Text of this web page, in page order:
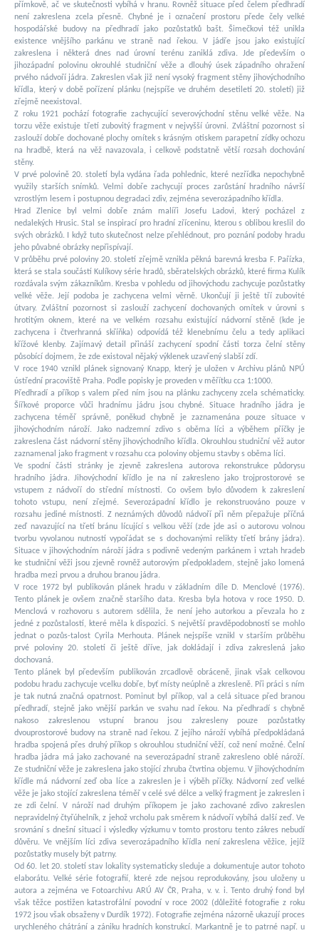
přímkově, ač ve skutečnosti vybíhá v hranu. Rovněž situace před čelem předhradí
není zakreslena zcela přesně. Chybné je i označení prostoru přede čely velké
hospodářské budovy na předhradí jako pozůstatků bašt. Šimečkovi též unikla
existence vnějšího parkánu ve straně nad řekou. V jádře jsou jako existující
zakreslena i některá dnes nad úrovní terénu zaniklá zdiva. Jde především o
jihozápadní polovinu okrouhlé studniční věže a dlouhý úsek západního ohražení
prvého nádvoří jádra. Zakreslen však již není vysoký fragment stěny jihovýchodního
křídla, který v době pořízení plánku (nejspíše ve druhém desetiletí 20. století) již
zřejmě neexistoval.
Z roku 1921 pochází fotografie zachycující severovýchodní stěnu velké věže. Na
torzu věže existuje třetí zubovitý fragment v nejvyšší úrovni. Zvláštní pozornost si
zaslouží dobře dochované plochy omítek s krásným otiskem parapetní zídky ochozu
na hradbě, která na věž navazovala, i celkově podstatně větší rozsah dochování
stěny.
V prvé polovině 20. století byla vydána řada pohlednic, které nezřídka nepochybně
využily starších snímků. Velmi dobře zachycují proces zarůstání hradního návrší
vzrostlým lesem i postupnou degradaci zdiv, zejména severozápadního křídla.
Hrad Zlenice byl velmi dobře znám malíři Josefu Ladovi, který pocházel z
nedalekých Hrusic. Stal se inspirací pro hradní zříceninu, kterou s oblibou kreslil do
svých obrázků. I když tuto skutečnost nelze přehlédnout, pro poznání podoby hradu
jeho půvabné obrázky nepřispívají.
V průběhu prvé poloviny 20. století zřejmě vznikla pěkná barevná kresba F. Pařízka,
která se stala součástí Kulíkovy série hradů, sběratelských obrázků, které firma Kulík
rozdávala svým zákazníkům. Kresba v pohledu od jihovýchodu zachycuje pozůstatky
velké věže. Její podoba je zachycena velmi věrně. Ukončují ji ještě tří zubovité
útvary. Zvláštní pozornost si zaslouží zachycení dochovaných omítek v úrovni s
hrotitým oknem, které na ve velkém rozsahu existující nádvorní stěně (kde je
zachycena i čtverhranná skříňka) odpovídá též klenebnímu čelu a tedy aplikaci
křížové klenby. Zajímavý detail přináší zachycení spodní části torza čelní stěny
působící dojmem, že zde existoval nějaký výklenek uzavřený slabší zdí.
V roce 1940 vznikl plánek signovaný Knapp, který je uložen v Archivu plánů NPÚ
ústřední pracoviště Praha. Podle popisky je proveden v měřítku cca 1:1000.
Předhradí a příkop s valem před ním jsou na plánku zachyceny zcela schématicky.
Šířkové proporce vůči hradnímu jádru jsou chybné. Situace hradního jádra je
zachycena téměř správně, poněkud chybně je zaznamenána pouze situace v
jihovýchodním nároží. Jako nadzemní zdivo s oběma líci a výběhem příčky je
zakreslena část nádvorní stěny jihovýchodního křídla. Okrouhlou studniční věž autor
zaznamenal jako fragment v rozsahu cca poloviny objemu stavby s oběma líci.
Ve spodní části stránky je zjevně zakreslena autorova rekonstrukce půdorysu
hradního jádra. Jihovýchodní křídlo je na ní zakresleno jako trojprostorové se
vstupem z nádvoří do střední místnosti. Co ovšem bylo důvodem k zakreslení
tohoto vstupu, není zřejmé. Severozápadní křídlo je rekonstruováno pouze v
rozsahu jediné místnosti. Z neznámých důvodů nádvoří při něm přepažuje příčná
zeď navazující na třetí bránu lícující s velkou věží (zde jde asi o autorovu volnou
tvorbu vyvolanou nutností vypořádat se s dochovanými relikty třetí brány jádra).
Situace v jihovýchodním nároží jádra s podivně vedeným parkánem i vztah hradeb
ke studniční věži jsou zjevně rovněž autorovým předpokladem, stejně jako lomená
hradba mezi prvou a druhou branou jádra.
V roce 1972 byl publikován plánek hradu v základním díle D. Menclové (1976).
Tento plánek je ovšem značně staršího data. Kresba byla hotova v roce 1950. D.
Menclová v rozhovoru s autorem sdělila, že není jeho autorkou a převzala ho z
jedné z pozůstalostí, které měla k dispozici. S největší pravděpodobností se mohlo
jednat o pozůs-talost Cyrila Merhouta. Plánek nejspíše vznikl v starším průběhu
prvé poloviny 20. století či ještě dříve, jak dokládají i zdiva zakreslená jako
dochovaná.
Tento plánek byl především publikován zrcadlově obráceně, jinak však celkovou
podobu hradu zachycuje vcelku dobře, byť místy neúplně a zkresleně. Při práci s ním
je tak nutná značná opatrnost. Pominut byl příkop, val a celá situace před branou
předhradí, stejně jako vnější parkán ve svahu nad řekou. Na předhradí s chybně
nakoso zakreslenou vstupní branou jsou zakresleny pouze pozůstatky
dvouprostorové budovy na straně nad řekou. Z jejího nároží vybíhá předpokládaná
hradba spojená přes druhý příkop s okrouhlou studniční věží, což není možné. Čelní
hradba jádra má jako zachované na severozápadní straně zakresleno oblé nároží.
Ze studniční věže je zakreslena jako stojící zhruba čtvrtina objemu. V jihovýchodním
křídle má nádvorní zeď oba líce a zakreslen je i výběh příčky. Nádvorní zeď velké
věže je jako stojící zakreslena téměř v celé své délce a velký fragment je zakreslen i
ze zdi čelní. V nároží nad druhým příkopem je jako zachované zdivo zakreslen
nepravidelný čtyřúhelník, z jehož vrcholu pak směrem k nádvoří vybíhá další zeď. Ve
srovnání s dnešní situací i výsledky výzkumu v tomto prostoru tento zákres nebudí
důvěru. Ve vnějším líci zdiva severozápadního křídla není zakreslena věžice, jejíž
pozůstatky musely být patrny.
Od 60. let 20. století stav lokality systematicky sleduje a dokumentuje autor tohoto
elaborátu. Velké série fotografií, které zde nejsou reprodukovány, jsou uloženy u
autora a zejména ve Fotoarchivu ARÚ AV ČR, Praha, v. v. i. Tento druhý fond byl
však těžce postižen katastrofální povodní v roce 2002 (důležité fotografie z roku
1972 jsou však obsaženy v Durdík 1972). Fotografie zejména názorně ukazují proces
urychleného chátrání a zániku hradních konstrukcí. Markantně je to patrné např. u